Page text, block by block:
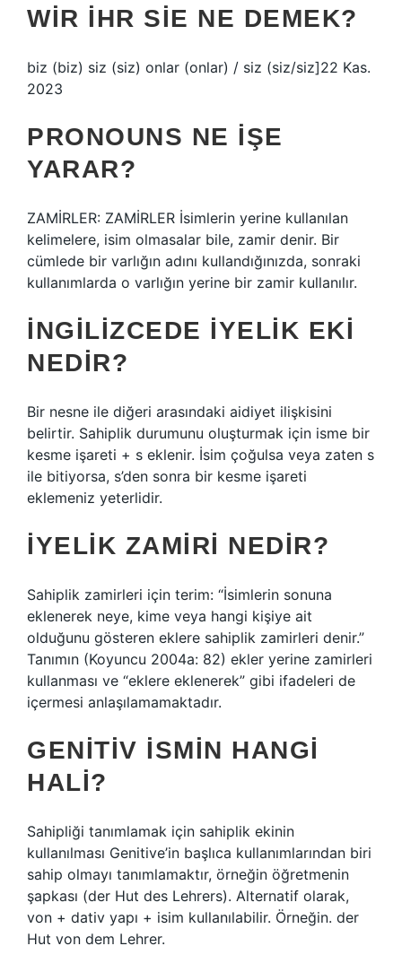
WIR IHR SIE NE DEMEK?
biz (biz) siz (siz) onlar (onlar) / siz (siz/siz]22 Kas.
2023
PRONOUNS NE IŞE
YARAR?
ZAMİRLER: ZAMİRLER İsimlerin yerine kullanılan
kelimelere, isim olmasalar bile, zamir denir. Bir
cümlede bir varlığın adını kullandığınızda, sonraki
kullanımlarda o varlığın yerine bir zamir kullanılır.
İNGILIZCEDE IYELIK EKI
NEDIR?
Bir nesne ile diğeri arasındaki aidiyet ilişkisini
belirtir. Sahiplik durumunu oluşturmak için isme bir
kesme işareti + s eklenir. İsim çoğulsa veya zaten s
ile bitiyorsa, s’den sonra bir kesme işareti
eklemeniz yeterlidir.
İYELIK ZAMIRI NEDIR?
Sahiplik zamirleri için terim: “İsimlerin sonuna
eklenerek neye, kime veya hangi kişiye ait
olduğunu gösteren eklere sahiplik zamirleri denir.”
Tanımın (Koyuncu 2004a: 82) ekler yerine zamirleri
kullanması ve “eklere eklenerek” gibi ifadeleri de
içermesi anlaşılamamaktadır.
GENITIV ISMIN HANGI
HALI?
Sahipliği tanımlamak için sahiplik ekinin
kullanılması Genitive’in başlıca kullanımlarından biri
sahip olmayı tanımlamaktır, örneğin öğretmenin
şapkası (der Hut des Lehrers). Alternatif olarak,
von + dativ yapı + isim kullanılabilir. Örneğin. der
Hut von dem Lehrer.